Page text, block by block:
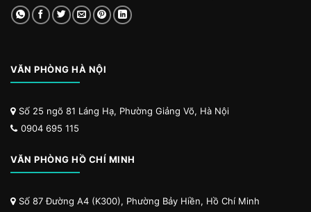
VĂN PHÒNG HÀ NỘI
Số 25 ngõ 81 Láng Hạ, Phường Giảng Võ, Hà Nội
0904 695 115
VĂN PHÒNG HỒ CHÍ MINH
Số 87 Đường A4 (K300), Phường Bảy Hiền, Hồ Chí Minh